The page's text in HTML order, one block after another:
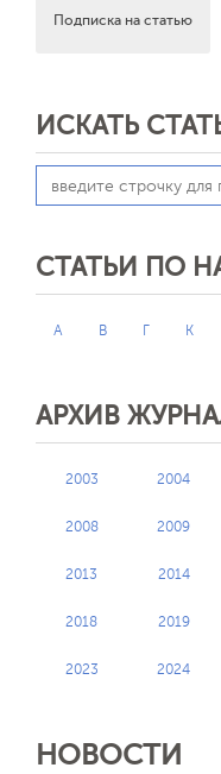
Подписка на статью
ИСКАТЬ
СТАТЬИ ПО
А В Г К
АРХИВ
2003 2004
2008 2009
2013 2014
2018 2019
2023 2024
НОВОСТИ